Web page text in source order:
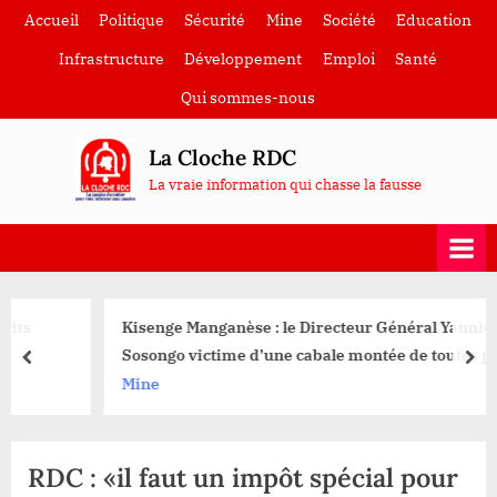
SkipAccueil Politique Sécurité Mine Société
Education
Infrastructure
Développement Emploi
Santé
Qui sommes-nous
La Cloche RDC
La vraie information qui chasse la fausse
Kisenge Manganèse : le Directeur Général Yannick
Sosongo victime d’une cabale montée de toutes pièces
prev
RDC : «il faut un impôt spécial pour